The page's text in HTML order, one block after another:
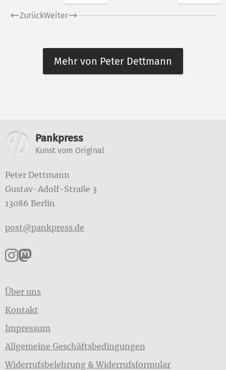
ZurückWeiter
Mehr von Peter Dettmann
Weitere Informationen
Pankpress
Kunst vom Original
Peter Dettmann
Gustav-Adolf-Straße 3
13086 Berlin
post@pankpress.de
Pankpress auf Instagram
Pankpress auf Mastodon
Über uns
Kontakt
Impressum
Allgemeine Geschäftsbedingungen
Widerrufsbelehrung & Widerrufsformular